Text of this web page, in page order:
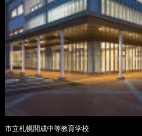
市立札幌開成中等教育学校